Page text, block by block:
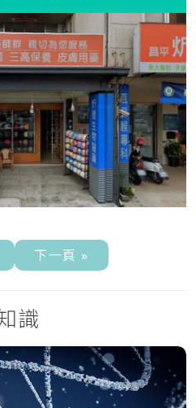
下一頁 »
識